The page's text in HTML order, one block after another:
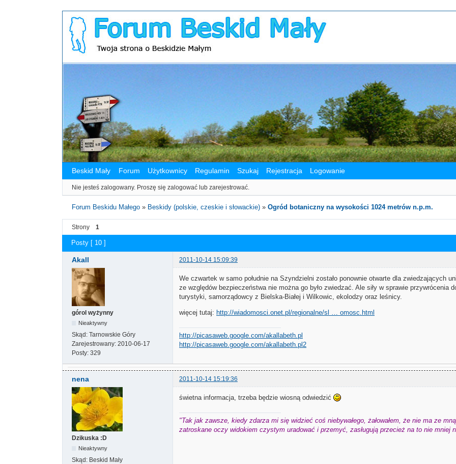
Beskid Mały Forum Użytkownicy Regulamin Szukaj Rejestracja Logowanie
Nie jesteś zalogowany. Proszę się zalogować lub zarejestrować.
Forum Beskidu Małego » Beskidy (polskie, czeskie i słowackie) »Ogród botaniczny na wysokości 1024 metrów n.p.m.
Strony 1
Posty [ 10 ]
Akall 2011-10-14 15:09:39
górol wyżynny
Nieaktywny
Skąd: Tarnowskie Góry
Zarejestrowany: 2010-06-17
Posty: 329
We czwartek w samo południe na Szyndzielni zostało ponownie otwarte dla zwiedzających
ze względów bezpieczeństwa nie można go było zwiedzać. Ale siły w sprawie przywrócenia
turystyki, samorządowcy z Bielska-Białej i Wilkowic, ekolodzy oraz leśnicy.
więcej tutaj: http://wiadomosci.onet.pl/regionalne/sl … omosc.html
http://picasaweb.google.com/akallabeth.pl
http://picasaweb.google.com/akallabeth.pl2
nena 2011-10-14 15:19:36
Dzikuska :D
Nieaktywny
Skąd: Beskid Mały
świetna informacja, trzeba będzie wiosną odwiedzić
"Tak jak zawsze, kiedy zdarza mi się widzieć coś niebywałego, żałowałem, że nie ma ze
zatroskane oczy widokiem czystym uradować i przemyć, zasługują przecież na to nie